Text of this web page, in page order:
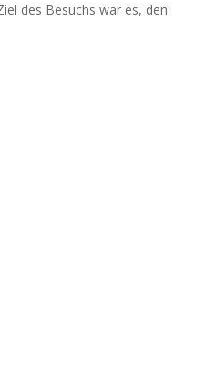
des Besuchs war es, den